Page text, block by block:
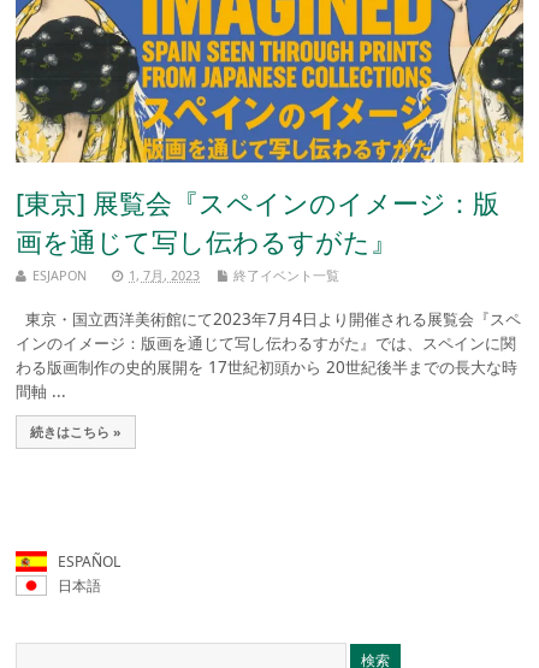
[東京] 展覧会『スペインのイメージ：版
画を通じて写し伝わるすがた』
ESJAPON 1, 7月, 2023 終了イベント一覧
東京・国立西洋美術館にて2023年7月4日より開催される展覧会『スペ
インのイメージ：版画を通じて写し伝わるすがた』では、スペインに関
わる版画制作の史的展開を 17世紀初頭から 20世紀後半までの長大な時
間軸 ...
続きはこちら »
ESPAÑOL
日本語